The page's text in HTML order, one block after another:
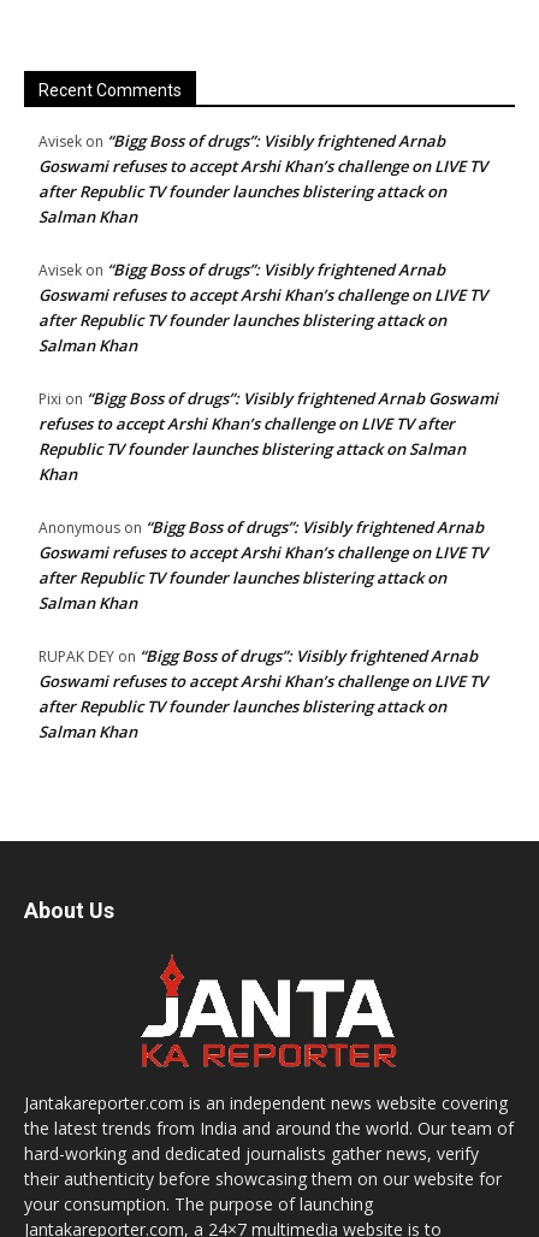
Recent Comments
Avisek on “Bigg Boss of drugs”: Visibly frightened Arnab
Goswami refuses to accept Arshi Khan’s challenge on LIVE TV
after Republic TV founder launches blistering attack on
Salman Khan
Avisek on “Bigg Boss of drugs”: Visibly frightened Arnab
Goswami refuses to accept Arshi Khan’s challenge on LIVE TV
after Republic TV founder launches blistering attack on
Salman Khan
Pixi on “Bigg Boss of drugs”: Visibly frightened Arnab Goswami
refuses to accept Arshi Khan’s challenge on LIVE TV after
Republic TV founder launches blistering attack on Salman
Khan
Anonymous on “Bigg Boss of drugs”: Visibly frightened Arnab
Goswami refuses to accept Arshi Khan’s challenge on LIVE TV
after Republic TV founder launches blistering attack on
Salman Khan
RUPAK DEY on “Bigg Boss of drugs”: Visibly frightened Arnab
Goswami refuses to accept Arshi Khan’s challenge on LIVE TV
after Republic TV founder launches blistering attack on
Salman Khan
About Us
Jantakareporter.com is an independent news website covering
the latest trends from India and around the world. Our team of
hard-working and dedicated journalists gather news, verify
their authenticity before showcasing them on our website for
your consumption. The purpose of launching
Jantakareporter.com, a 24×7 multimedia website is to